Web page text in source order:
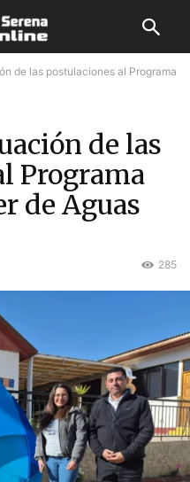
de las postulaciones al Programa
de las
Programa
de Aguas
285